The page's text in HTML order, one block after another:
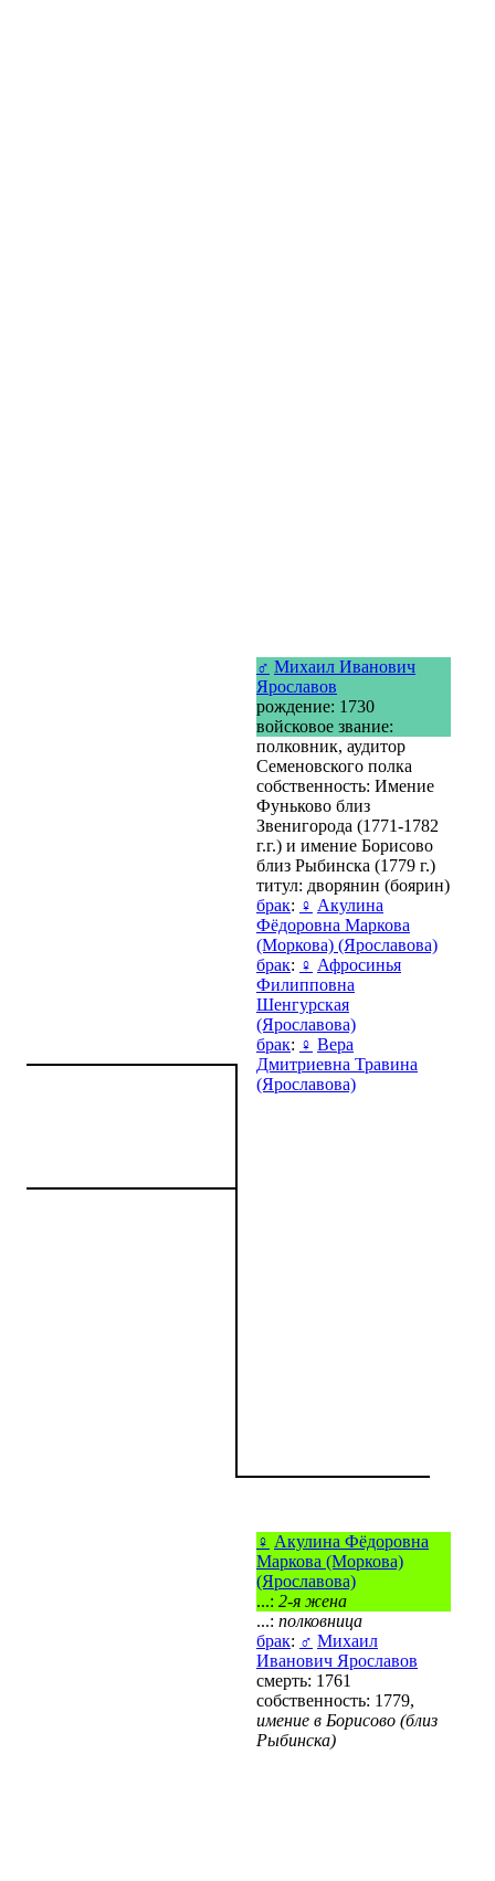
♂ Михаил Иванович
Ярославов
рождение: 1730
войсковое звание:
полковник, аудитор
Семеновского полка
собственность: Имение
Фуньково близ
Звенигорода (1771-1782
г.г.) и имение Борисово
близ Рыбинска (1779 г.)
титул: дворянин (боярин)
брак: ♀ Акулина
Фёдоровна Маркова
(Моркова) (Ярославова)
брак: ♀ Афросинья
Филипповна
Шенгурская
(Ярославова)
брак: ♀ Вера
Дмитриевна Травина
(Ярославова)
♀ Акулина Фёдоровна
Маркова (Моркова)
(Ярославова)
...: 2-я жена
...: полковница
брак: ♂ Михаил
Иванович Ярославов
смерть: 1761
собственность: 1779,
имение в Борисово (близ
Рыбинска)